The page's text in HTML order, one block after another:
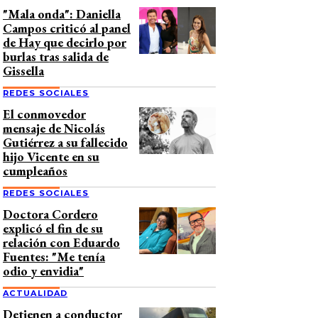
"Mala onda": Daniella
Campos criticó al panel
de Hay que decirlo por
burlas tras salida de
Gissella
REDES SOCIALES
El conmovedor
mensaje de Nicolás
Gutiérrez a su fallecido
hijo Vicente en su
cumpleaños
REDES SOCIALES
Doctora Cordero
explicó el fin de su
relación con Eduardo
Fuentes: "Me tenía
odio y envidia"
ACTUALIDAD
Detienen a conductor